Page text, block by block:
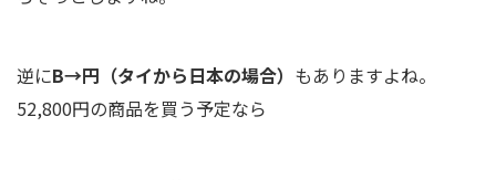
逆にB→円（タイから日本の場合） もありますよね。
52,800円の商品を買う予定なら